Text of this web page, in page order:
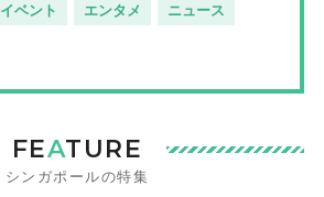
イベント エンタメ ニュース
FEATURE
シンガポールの特集